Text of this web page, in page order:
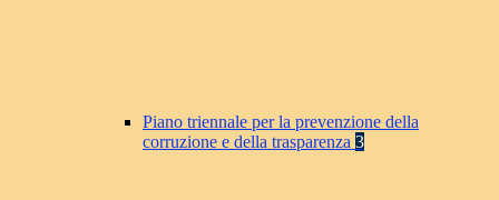
Piano triennale per la prevenzione della
corruzione e della trasparenza 3